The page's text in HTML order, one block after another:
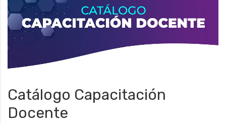
Catálogo Capacitación
Docente